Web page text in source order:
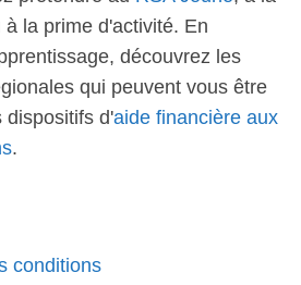
la prime d'activité. En
découvrez les
qui peuvent vous être
dispositifs d'aide financière aux
.
conditions